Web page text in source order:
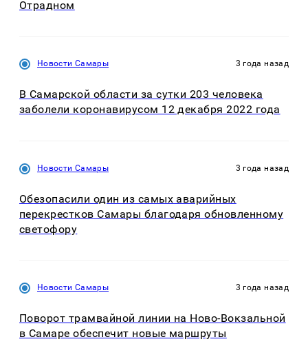
Отрадном
Новости Самары 3 года назад
В Самарской области за сутки 203 человека
заболели коронавирусом 12 декабря 2022 года
Новости Самары 3 года назад
Обезопасили один из самых аварийных
перекрестков Самары благодаря обновленному
светофору
Новости Самары 3 года назад
Поворот трамвайной линии на Ново-Вокзальной
в Самаре обеспечит новые маршруты